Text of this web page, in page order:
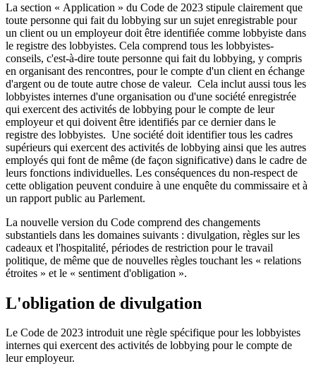
La section « Application » du Code de 2023 stipule clairement que
toute personne qui fait du lobbying sur un sujet enregistrable pour
un client ou un employeur doit être identifiée comme lobbyiste dans
le registre des lobbyistes. Cela comprend tous les lobbyistes-
conseils, c'est-à-dire toute personne qui fait du lobbying, y compris
en organisant des rencontres, pour le compte d'un client en échange
d'argent ou de toute autre chose de valeur. Cela inclut aussi tous les
lobbyistes internes d'une organisation ou d'une société enregistrée
qui exercent des activités de lobbying pour le compte de leur
employeur et qui doivent être identifiés par ce dernier dans le
registre des lobbyistes. Une société doit identifier tous les cadres
supérieurs qui exercent des activités de lobbying ainsi que les autres
employés qui font de même (de façon significative) dans le cadre de
leurs fonctions individuelles. Les conséquences du non-respect de
cette obligation peuvent conduire à une enquête du commissaire et à
un rapport public au Parlement.
La nouvelle version du Code comprend des changements
substantiels dans les domaines suivants : divulgation, règles sur les
cadeaux et l'hospitalité, périodes de restriction pour le travail
politique, de même que de nouvelles règles touchant les « relations
étroites » et le « sentiment d'obligation ».
L'obligation de divulgation
Le Code de 2023 introduit une règle spécifique pour les lobbyistes
internes qui exercent des activités de lobbying pour le compte de
leur employeur.